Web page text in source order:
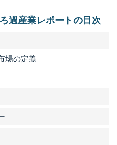
過産業レポートの目次
場の定義